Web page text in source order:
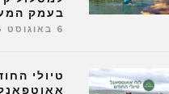
בעמק
6 באוגוסט 2026
טיולי